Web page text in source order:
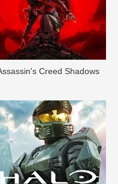
Creed Shadows